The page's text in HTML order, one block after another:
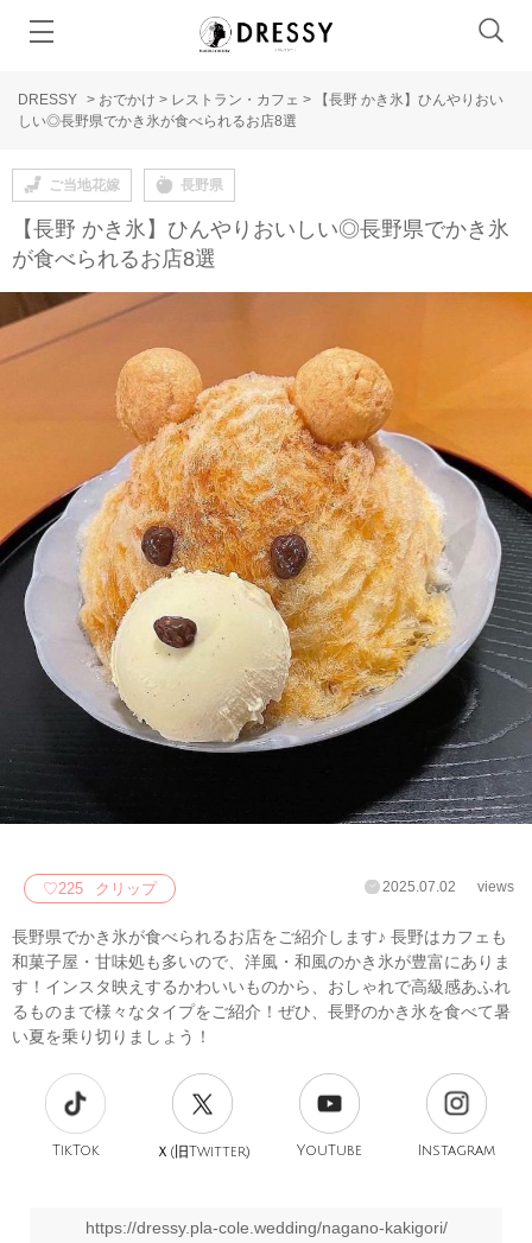
DRESSY > おでかけ > レストラン・カフェ >
【長野 かき氷】ひんやりおい
しい◎長野県でかき氷が食べられるお店8選
ご当地花嫁 長野県
【長野 かき氷】ひんやりおいしい◎長野県でかき氷
が食べられるお店8選
♡225 クリップ 2025.07.02 views
長野県でかき氷が食べられるお店をご紹介します♪ 長野はカフェも
和菓子屋・甘味処も多いので、洋風・和風のかき氷が豊富にありま
す！インスタ映えするかわいいものから、おしゃれで高級感あふれ
るものまで様々なタイプをご紹介！ぜひ、長野のかき氷を食べて暑
い夏を乗り切りましょう！
TikTok Ｘ(旧Twitter) YouTube Instagram
https://dressy.pla-cole.wedding/nagano-kakigori/